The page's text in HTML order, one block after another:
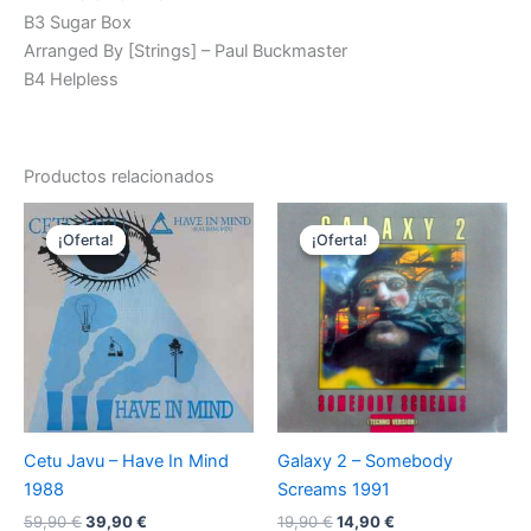
B3 Sugar Box
Arranged By [Strings] – Paul Buckmaster
B4 Helpless
Productos relacionados
¡Oferta!
¡Oferta!
Cetu Javu – Have In Mind
1988
59,90€El
39,90€
¡Oferta!
¡Oferta!
Galaxy 2 – Somebody
Screams 1991
19,90€El
14,90€